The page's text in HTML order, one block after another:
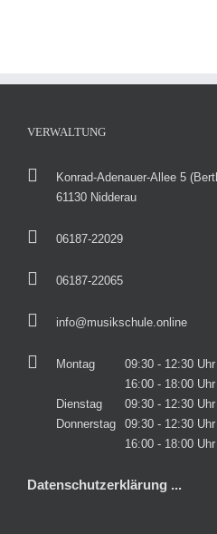
VERWALTUNG
Konrad-Adenauer-Allee 5
61130 Nidderau
06187-22029
06187-22065
info@musikschule.online
Montag
09:30 - 12:30 Uhr
16:00 - 18:00 Uhr
Dienstag
09:30 - 12:30 Uhr
Donnerstag
09:30 - 12:30 Uhr
16:00 - 18:00 Uhr
Datenschutzerklärung ...